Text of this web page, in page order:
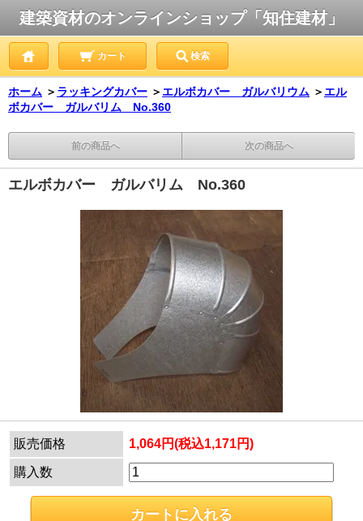
建築資材のオンラインショップ「知住建材」
カート 検索
ホーム ＞ ラッキングカバー ＞ エルボカバー ガルバリウム ＞ エル
ボカバー ガルバリム No.360
前の商品へ 次の商品へ
エルボカバー ガルバリム No.360
販売価格 1,064円(税込1,171円)
購入数